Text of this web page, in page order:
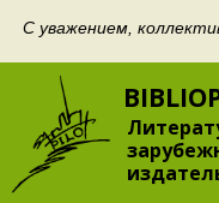
С уважением,